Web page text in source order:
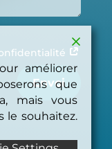
Envoi
améliorer
que
mais vous
le souhaitez.